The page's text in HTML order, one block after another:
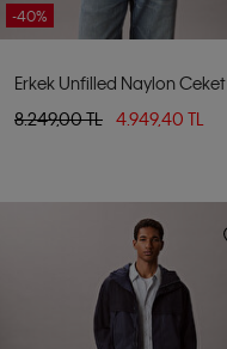
-40%
Erkek Unfilled Naylon Ceket
8.249,00 TL
4.949,40 TL